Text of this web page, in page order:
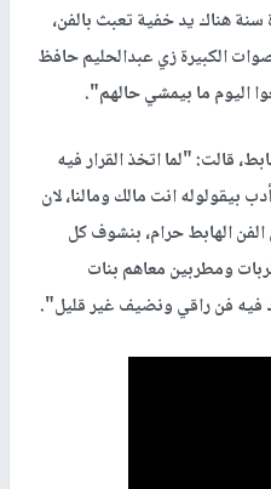
هناك يد خفية تعبث بالفن،
الكبيرة زي عبدالحليم حافظ
اليوم ما بيمشي حالهم".
قالت: "لما اتخذ القرار فيه
انت مالك ومالنا، لان
الهابط حرام، بنشوف كل
ومطربين معاهم بنات
فيه فن راقي ونضيف غير قليل".